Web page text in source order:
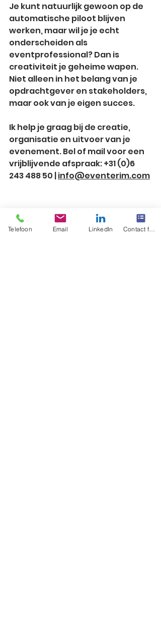
Je kunt natuurlijk gewoon op de
automatische piloot blijven
werken, maar wil je je echt
onderscheiden als
eventprofessional? Dan is
creativiteit je geheime wapen.
Niet alleen in het belang van je
opdrachtgever en stakeholders,
maar ook van je eigen succes.
Ik help je graag bij de creatie,
organisatie en uitvoer van je
evenement. Bel of mail voor een
vrijblijvende afspraak: +31 (0)6
243 488 50 | info@eventerim.com
Telefoon Email LinkedIn Contact form